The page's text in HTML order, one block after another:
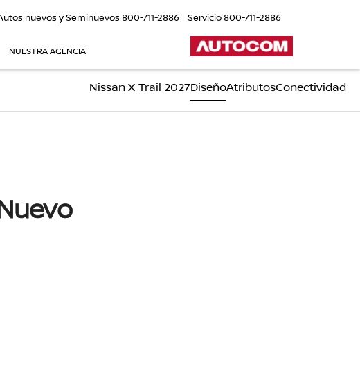
nuevos y Seminuevos800-711-2886 Servicio800-711-2886
NUESTRA AGENCIA
Nissan X-Trail 2027DiseñoAtributosConectividad